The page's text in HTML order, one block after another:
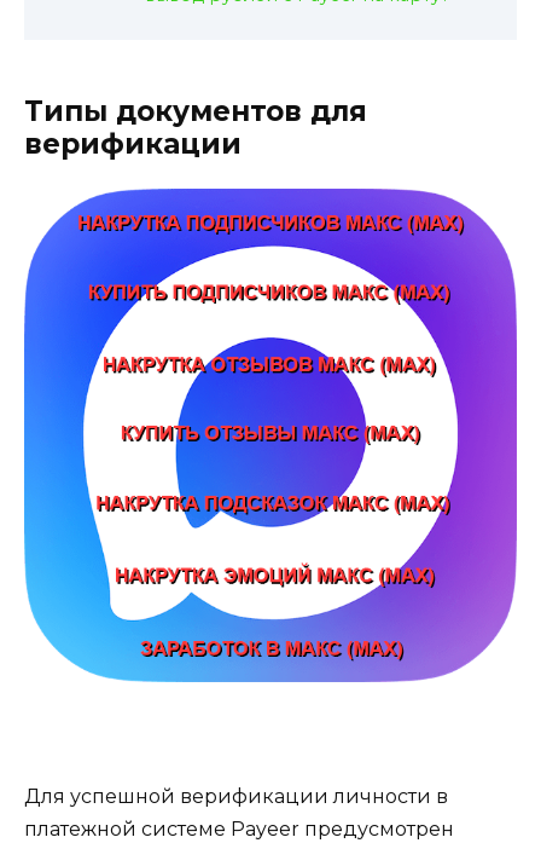
Типы документов для
верификации
Для успешной верификации личности в
платежной системе Payeer предусмотрен